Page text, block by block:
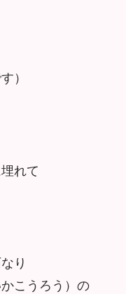
）
れて
り
こうろう）の